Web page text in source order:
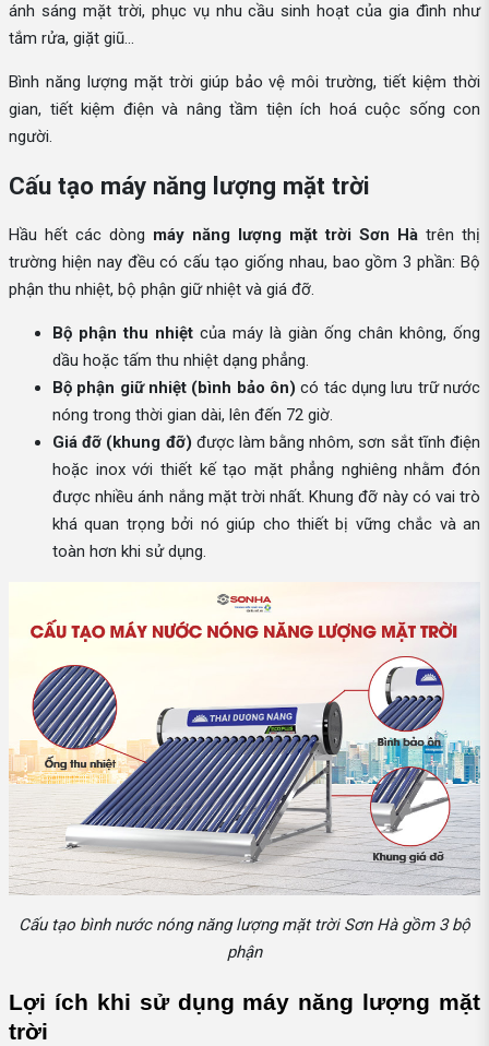
ánh sáng mặt trời, phục vụ nhu cầu sinh hoạt của gia đình như
tắm rửa, giặt giũ...
Bình năng lượng mặt trời giúp bảo vệ môi trường, tiết kiệm thời
gian, tiết kiệm điện và nâng tầm tiện ích hoá cuộc sống con
người.
Cấu tạo máy năng lượng mặt trời
Hầu hết các dòng máy năng lượng mặt trời Sơn Hà trên thị
trường hiện nay đều có cấu tạo giống nhau, bao gồm 3 phần: Bộ
phận thu nhiệt, bộ phận giữ nhiệt và giá đỡ.
Bộ phận thu nhiệt của máy là giàn ống chân không, ống
dầu hoặc tấm thu nhiệt dạng phẳng.
Bộ phận giữ nhiệt (bình bảo ôn) có tác dụng lưu trữ nước
nóng trong thời gian dài, lên đến 72 giờ.
Giá đỡ (khung đỡ) được làm bằng nhôm, sơn sắt tĩnh điện
hoặc inox với thiết kế tạo mặt phẳng nghiêng nhằm đón
được nhiều ánh nắng mặt trời nhất. Khung đỡ này có vai trò
khá quan trọng bởi nó giúp cho thiết bị vững chắc và an
toàn hơn khi sử dụng.
Cấu tạo bình nước nóng năng lượng mặt trời Sơn Hà gồm 3 bộ
phận
Lợi ích khi sử dụng máy năng lượng mặt
trời